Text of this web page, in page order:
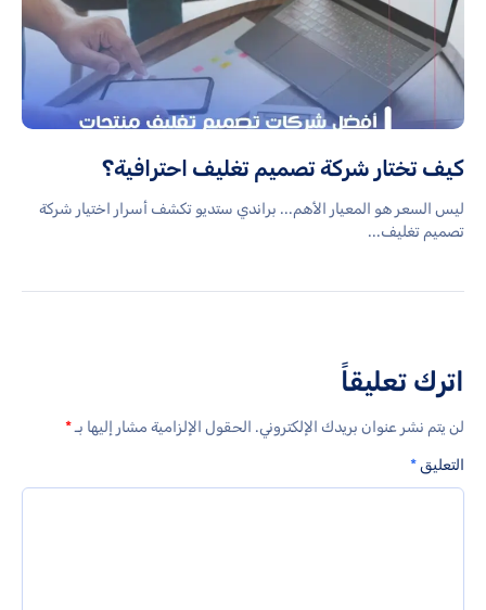
كيف تختار شركة تصميم تغليف احترافية؟
ليس السعر هو المعيار الأهم... براندي ستديو تكشف أسرار اختيار شركة
تصميم تغليف...
اترك تعليقاً
لن يتم نشر عنوان بريدك الإلكتروني. الحقول الإلزامية مشار إليها بـ*
التعليق*